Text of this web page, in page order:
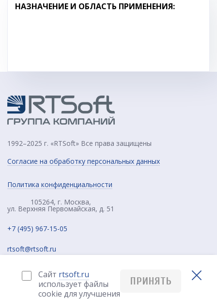
НАЗНАЧЕНИЕ И ОБЛАСТЬ ПРИМЕНЕНИЯ:
1992–2025 г. «RTSoft» Все права защищены
Согласие на обработку персональных данных
Политика конфиденциальности
105264, г. Москва,
ул. Верхняя Первомайская, д. 51
+7 (495) 967-15-05
rtsoft@rtsoft.ru
Сайт rtsoft.ru
использует файлы
cookie для улучшения
ПРИНЯТЬ